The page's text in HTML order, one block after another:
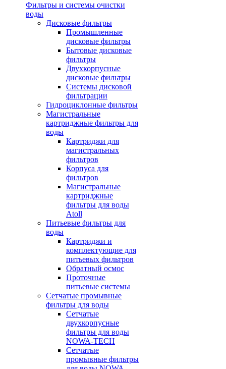
Фильтры и системы очистки
воды
Дисковые фильтры
Промышленные
дисковые фильтры
Бытовые дисковые
фильтры
Двухкорпусные
дисковые фильтры
Системы дисковой
фильтрации
Гидроциклонные фильтры
Магистральные
картриджные фильтры для
воды
Картриджи для
магистральных
фильтров
Корпуса для
фильтров
Магистральные
картриджные
фильтры для воды
Atoll
Питьевые фильтры для
воды
Картриджи и
комплектующие для
питьевых фильтров
Обратный осмос
Проточные
питьевые системы
Сетчатые промывные
фильтры для воды
Сетчатые
двухкорпусные
фильтры для воды
NOWA-TECH
Сетчатые
промывные фильтры